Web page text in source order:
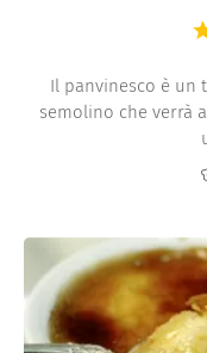
Il panvinesco è un
semolino che verrà